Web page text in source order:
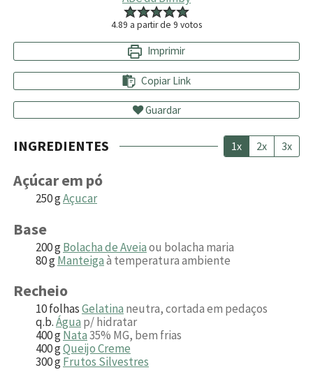
4.89 a partir de 9 votos
Imprimir
Copiar Link
Guardar
INGREDIENTES 1x 2x 3x
Açúcar em pó
250gAçucar
Base
200gBolacha de Aveiaou bolacha maria
80gManteigaà temperatura ambiente
Recheio
10folhasGelatina neutra, cortada em pedaços
q.b.Água p/ hidratar
400gNata35% MG, bem frias
400gQueijo Creme
300gFrutos Silvestres